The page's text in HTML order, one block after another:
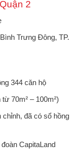
2
Trưng Đông, TP.
344 căn hộ
70m² – 100m²)
chỉnh, đã có sổ hồng
CapitaLand